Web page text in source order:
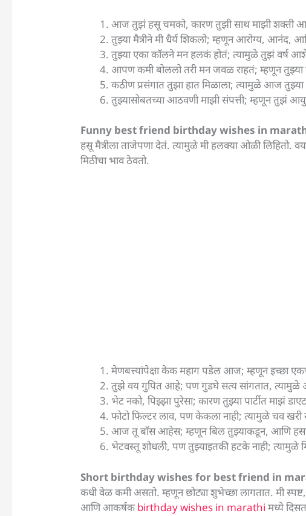
आज तुझं हसू चमको, कारण तुझी साथ माझी शक्ती आहे;
तुझ्या मैत्रीने मी धैर्य शिकलो; म्हणून आरोग्य, आनंद,
तुझ्या एका कॉलने मन हलकं होतं; त्यामुळे तुझं वर्ष
आपण कमी बोललो तरी मन जवळ राहतं; म्हणून तुझ्या
कठीण प्रसंगात तुझा हात मिळाला; त्यामुळे आज तुझ्या
तुझ्यासोबतच्या आठवणी माझी संपत्ती; म्हणून तुझं
Funny best friend birthday wishes in
हसू मैत्रीला ताजेपणा देतं. त्यामुळे मी हलक्या ओळी लिहितो.
मिठीचा भाव ठेवतो.
मेणबत्त्यांपेक्षा केक महाग पडेल आज; म्हणून इच्छा
तुझे वय गुपित आहे; पण गुडघे सत्य सांगतात, त्यामुळे
भेट नको, पिझ्झा पुरेसा; कारण तुझ्या पार्टीत माझं
फोटो फिल्टर लाव, पण केकला नाही; त्यामुळे चव
आज तू बॉस आहेस; म्हणून बिल तुझ्याकडून, आणि हसणं
भेटवस्तू शोधली, पण तुझ्याइतकी हटके नाही; त्यामुळे
Short birthday wishes for best friend in
कधी वेळ कमी असतो. म्हणून छोट्या शुभेच्छा लागतात. मी
आणि आकर्षकbirthday wishes in marathi मध्ये